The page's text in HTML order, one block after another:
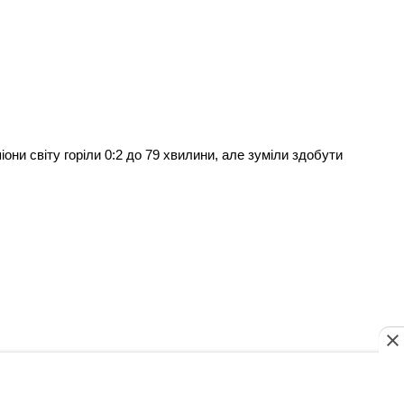
світу горіли 0:2 до 79 хвилини, але зуміли здобути